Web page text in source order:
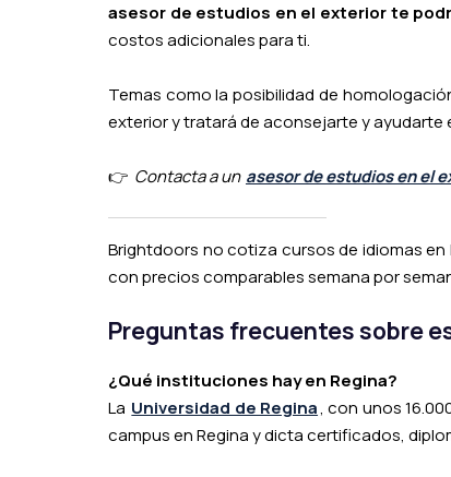
asesor de estudios en el exterior te
costos adicionales para ti.
Temas como la posibilidad de
exterior y tratará de aconsejarte y ayudarte
👉 Contacta a un asesor de estudios en el
Brightdoors no cotiza cursos de idiomas en
con precios comparables semana por
Preguntas frecuentes sobre
¿Qué instituciones hay en Regina?
La Universidad de Regina, con unos
campus en Regina y dicta certificados,